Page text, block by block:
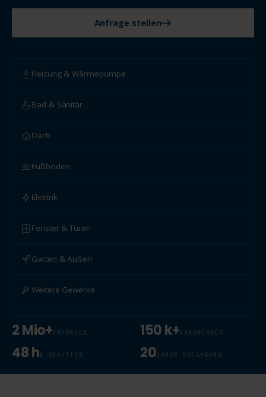
Anfrage stellen
Heizung & Wärmepumpe
Bad & Sanitär
Dach
Fußboden
Elektrik
Fenster & Türen
Garten & Außen
Weitere Gewerke
2 Mio+ANFRAGEN 150 k+HANDWERKER
48 hØ REAKTION 20JAHRE ERFAHRUNG